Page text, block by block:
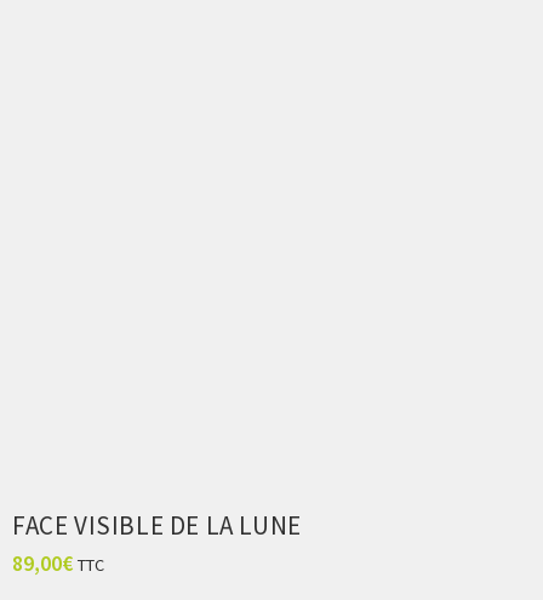
FACE VISIBLE DE LA LUNE
89,00€ TTC